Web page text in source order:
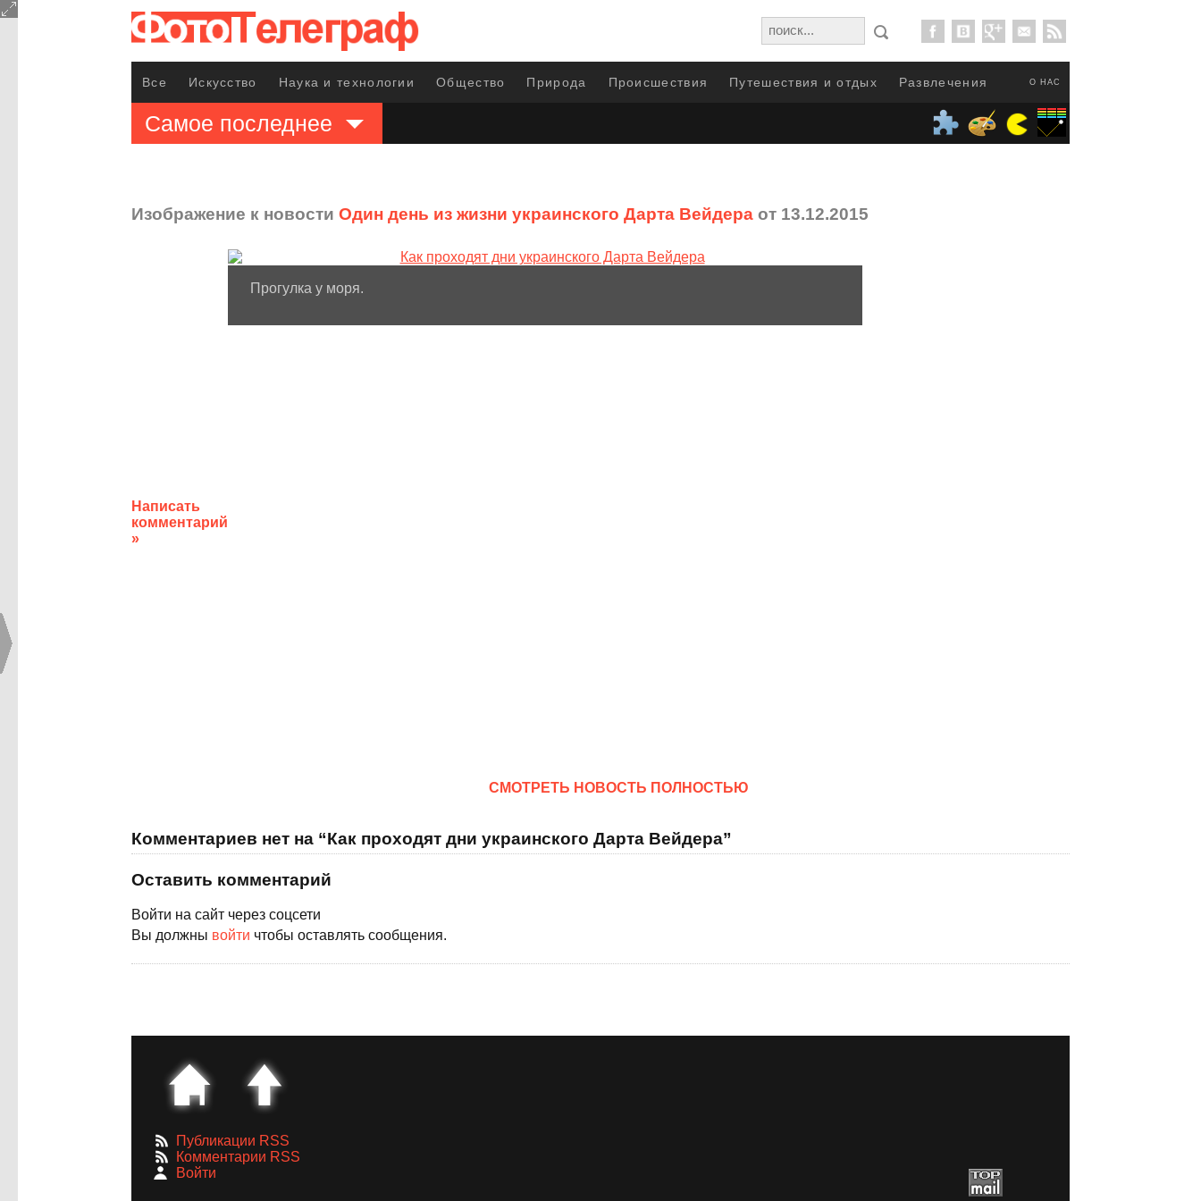
О НАС
Все Искусство Наука и технологии Общество Природа Происшествия Путешествия и отдых Развлечения
Самое последнее
Изображение к новости Один день из жизни украинского Дарта Вейдера от 13.12.2015
Написать
комментарий
»
Прогулка у моря.
CМОТРЕТЬ НОВОСТЬ ПОЛНОСТЬЮ
Комментариев нет на “Как проходят дни украинского Дарта Вейдера”
Оставить комментарий
Войти на сайт через соцсети
Вы должны войти чтобы оставлять сообщения.
Публикации RSS
Комментарии RSS
Войти